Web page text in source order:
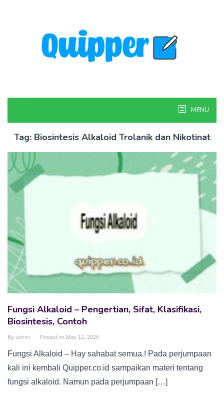
MENU
Tag: Biosintesis Alkaloid Trolanik dan Nikotinat
Fungsi Alkaloid – Pengertian, Sifat, Klasifikasi,
Biosintesis, Contoh
By admin Posted on May 12, 2026
Fungsi Alkaloid – Hay sahabat semua.! Pada perjumpaan
kali ini kembali Quipper.co.id sampaikan materi tentang
fungsi alkaloid. Namun pada perjumpaan […]